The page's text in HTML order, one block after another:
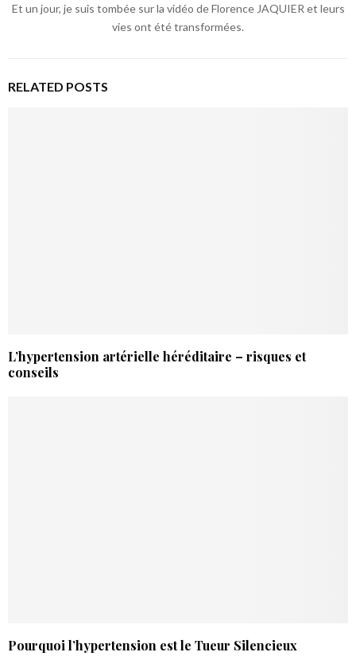
Et un jour, je suis tombée sur la vidéo de Florence JAQUIER et leurs
vies ont été transformées.
RELATED POSTS
L’hypertension artérielle héréditaire – risques et
conseils
Pourquoi l’hypertension est le Tueur Silencieux